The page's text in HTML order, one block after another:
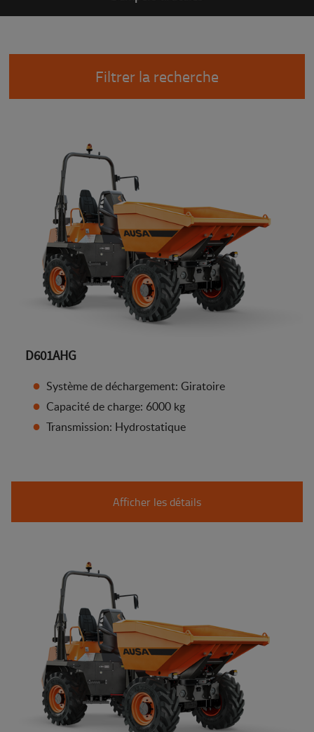
Filtrer la recherche
D601AHG
Système de déchargement: Giratoire
Capacité de charge: 6000 kg
Transmission: Hydrostatique
Afficher les détails